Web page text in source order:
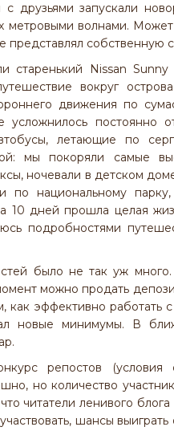
друзьями запускали
метровыми волнами.
представлял собственную
старенький Nissan
вокруг
движения по
постоянно
летающие по
мы покоряли самые
ночевали в детском
по национальному
10 дней прошла целая
подробностями
было не так уж
можно продать
как эффективно
новые минимумы. В
репостов
но количество
читатели ленивого
шансы